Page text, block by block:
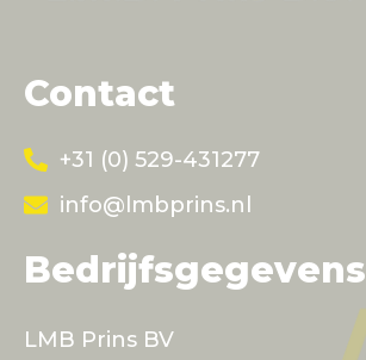
Contact
+31 (0) 529-431277
info@lmbprins.nl
Bedrijfsgegevens
LMB Prins BV